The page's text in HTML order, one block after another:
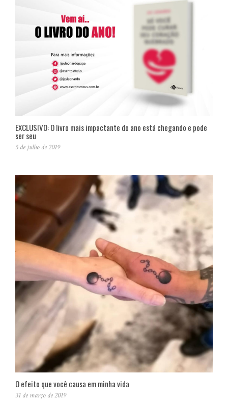
EXCLUSIVO: O livro mais impactante do ano está chegando e pode
ser seu
5 de julho de 2019
O efeito que você causa em minha vida
31 de março de 2019